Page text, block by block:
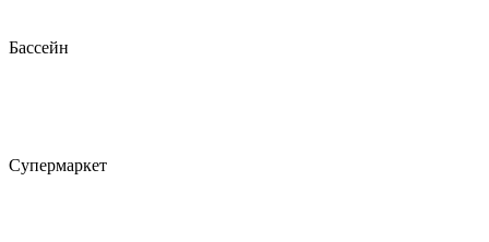
Бассейн
Супермаркет